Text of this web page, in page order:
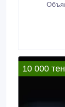
10 000